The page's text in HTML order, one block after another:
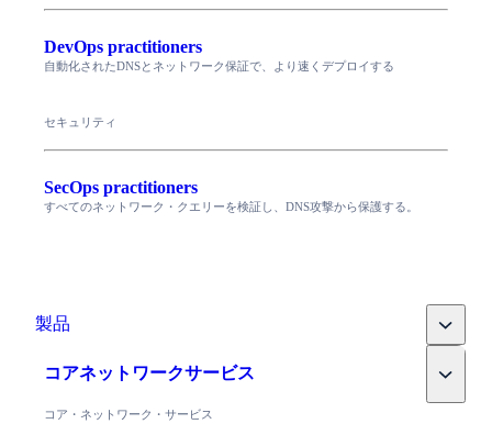
DevOps practitioners
自動化されたDNSとネットワーク保証で、より速くデプロイする
セキュリティ
SecOps practitioners
すべてのネットワーク・クエリーを検証し、DNS攻撃から保護する。
製品
コアネットワークサービス
コア・ネットワーク・サービス